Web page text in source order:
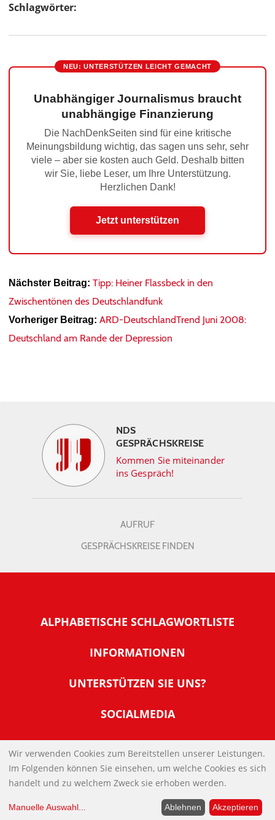
Schlagwörter:
NEU: UNTERSTÜTZEN LEICHT GEMACHT
Unabhängiger Journalismus braucht
unabhängige Finanzierung
Die NachDenkSeiten sind für eine kritische
Meinungsbildung wichtig, das sagen uns sehr, sehr
viele – aber sie kosten auch Geld. Deshalb bitten
wir Sie, liebe Leser, um Ihre Unterstützung.
Herzlichen Dank!
Jetzt unterstützen
Nächster Beitrag: Tipp: Heiner Flassbeck in den
Zwischentönen des Deutschlandfunk
Vorheriger Beitrag: ARD-DeutschlandTrend Juni 2008:
Deutschland am Rande der Depression
NDS
GESPRÄCHSKREISE
Kommen Sie miteinander
ins Gespräch!
AUFRUF
GESPRÄCHSKREISE FINDEN
ALPHABETISCHE SCHLAGWORTLISTE
INFORMATIONEN
Warum NachDenkSeiten
Tipps zur Nutzung der NachDenkSeiten
Banner und E-Mail-Signaturen
Links
Kontakt
Impressum
UNTERSTÜTZEN SIE UNS?
Werden Sie Fördermitglied
Spenden Sie Online
SOCIALMEDIA
IMPRESSUM
DATENSCHUTZERKLÄRUNG
Wir verwenden Cookies zum Bereitstellen unserer Leistungen.
Im Folgenden können Sie einsehen, um welche Cookies es sich
handelt und zu welchem Zweck sie erhoben werden.
Manuelle Auswahl... Ablehnen Akzeptieren